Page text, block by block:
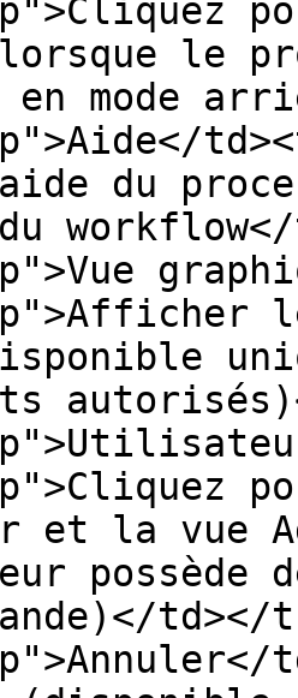
le
en mode
du
du
et la vue
possède
td></